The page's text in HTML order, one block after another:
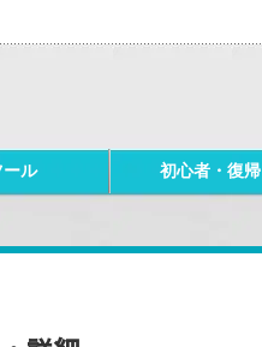
ール 初心者・復帰